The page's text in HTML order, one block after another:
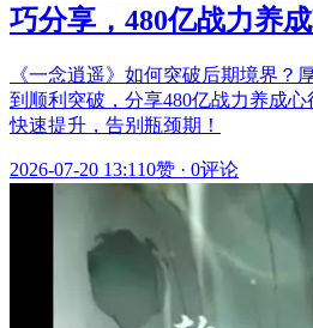
巧分享，480亿战力养
《一念逍遥》如何突破后期境界？
到顺利突破，分享480亿战力养成
快速提升，告别瓶颈期！
2026-07-20 13:110赞 · 0评论